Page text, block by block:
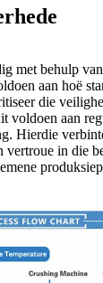
met behulp
aan hoë
die
voldoen aan
Hierdie
vertroue in die